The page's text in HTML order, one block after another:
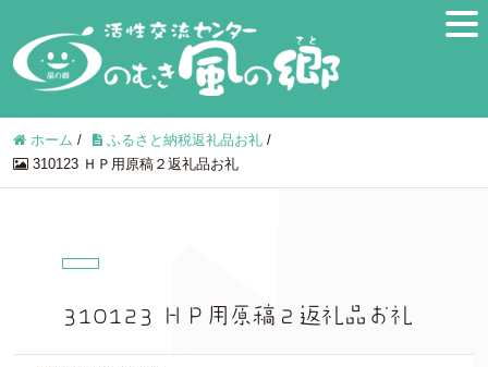
ホーム / ふるさと納税返礼品お礼 /
310123 ＨＰ用原稿２返礼品お礼
310123 ＨＰ用原稿２返礼品お礼